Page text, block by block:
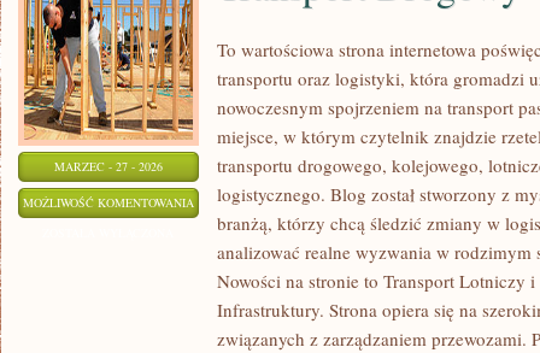
MARZEC - 27 - 2026
MOŻLIWOŚĆ KOMENTOWANIA TRANSPORT
DROGOWY
To wartościowa strona internetowa
transportu oraz logistyki, która gromadzi
nowoczesnym spojrzeniem na transport
miejsce, w którym czytelnik znajdzie
transportu drogowego, kolejowego,
logistycznego. Blog został stworzony z
branżą, którzy chcą śledzić zmiany w
analizować realne wyzwania w rodzimym
Nowości na stronie to Transport Lotniczy
Infrastruktury. Strona opiera się na
związanych z zarządzaniem przewozami.